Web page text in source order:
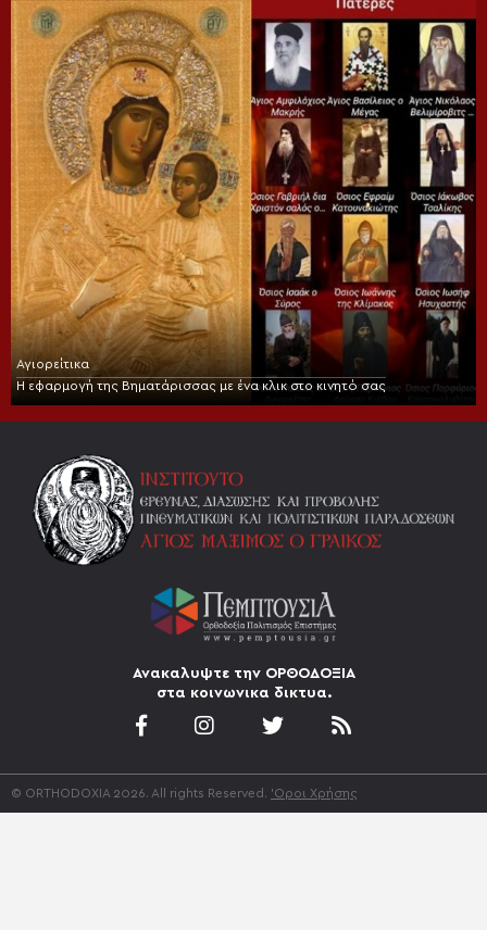
Αγιορείτικα
Η εφαρμογή της Βηματάρισσας με ένα κλικ στο κινητό σας
Ανακαλυψτε την ΟΡΘΟΔΟΞΙΑ
στα κοινωνικα δικτυα.
© ORTHODOXIA 2026. All rights Reserved. 'Οροι Χρήσης